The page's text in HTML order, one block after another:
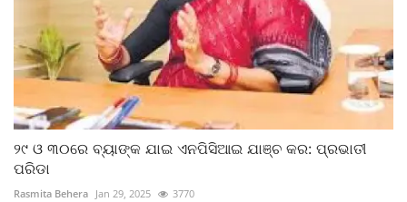
୨୯ ଓ ୩୦ରେ ବ୍ୟାଙ୍କ ଯାଇ ଏନପିସିଆଇ ଯାଞ୍ଚ କର: ପ୍ରଭାତୀ
ପରିଡା
Rasmita Behera Jan 29, 2025 3770